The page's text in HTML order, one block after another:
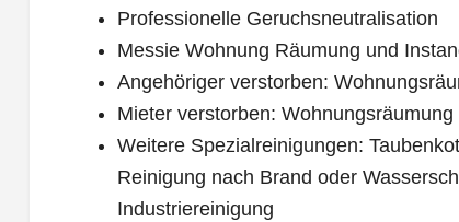
Professionelle Geruchsneutralisation
Messie Wohnung Räumung und
Angehöriger verstorben:
Mieter verstorben:
Weitere Spezialreinigungen:
Reinigung nach Brand oder
Industriereinigung